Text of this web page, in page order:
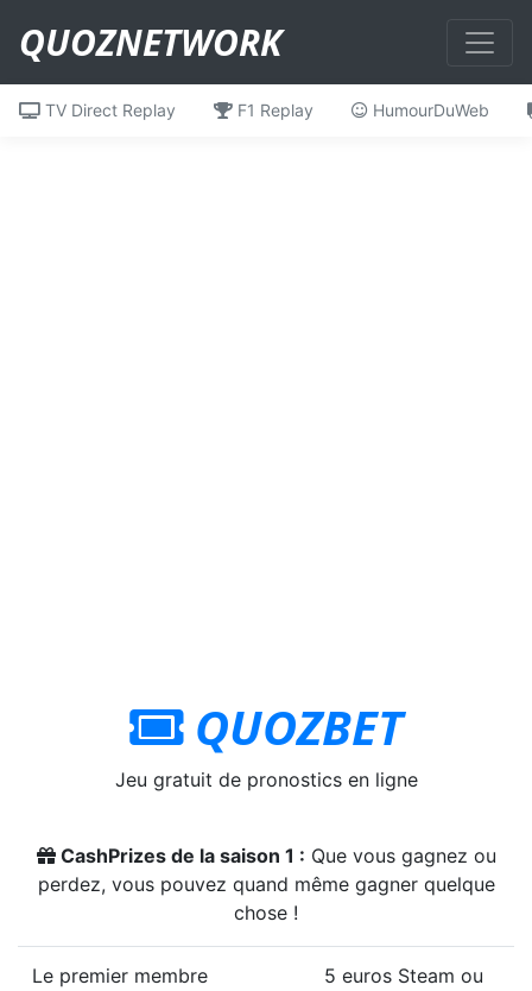
QUOZNETWORK
TV Direct Replay F1 Replay HumourDuWeb
QUOZBET
Jeu gratuit de pronostics en ligne
CashPrizes de la saison 1 : Que vous gagnez ou
perdez, vous pouvez quand même gagner quelque
chose !
Le premier membre
5 euros Steam ou